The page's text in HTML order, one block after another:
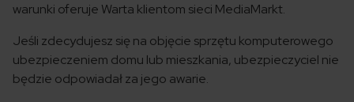
warunki oferuje Warta klientom sieci MediaMarkt.
Jeśli zdecydujesz się na objęcie sprzętu komputerowego
ubezpieczeniem domu lub mieszkania, ubezpieczyciel nie
będzie odpowiadał za jego awarie.